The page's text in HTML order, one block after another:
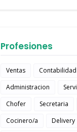
Profesiones
Ventas Contabilidad
Administracion
Chofer
Secretaria
Cocinero/a
Delivery